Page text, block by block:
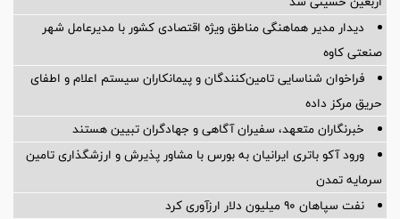
دیدار مدیر هماهنگی مناطق ویژه اقتصادی کشور با مدیرعامل شهر
صنعتی کاوه
فراخوان شناسایی تامین‌کنندگان و پیمانکاران سیستم اعلام و اطفای
حریق مرکز داده
خبرنگاران متعهد، سفیران آگاهی و جهادگران تبیین هستند
ورود آکو باتری ایرانیان به بورس با مشاور پذیرش و ارزشگذاری تامین
سرمایه تمدن
نفت سپاهان ۹۰ میلیون دلار ارزآوری کرد